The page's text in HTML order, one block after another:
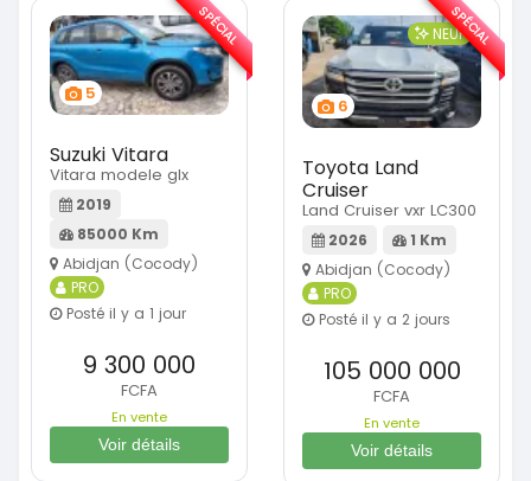
5
Suzuki Vitara
Vitara modele glx
2019
85000 Km
Abidjan (Cocody)
PRO
Posté il y a 1 jour
9 300 000
FCFA
En vente
Voir détails
SPÉCIAL
6
NEUF
Toyota Land
Cruiser
Land Cruiser vxr LC300
2026
1 Km
Abidjan (Cocody)
PRO
Posté il y a 2 jours
105 000 000
FCFA
En vente
Voir détails
SPÉCIAL